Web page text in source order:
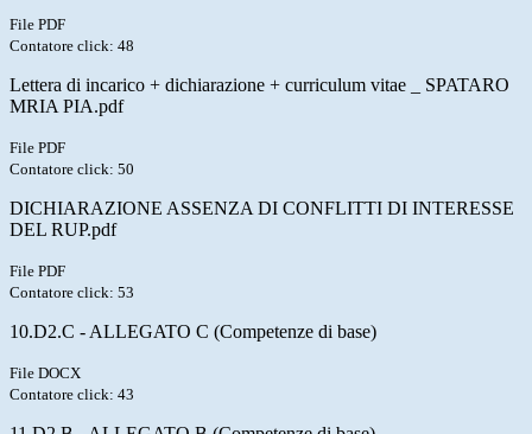
File PDF
Contatore click: 48
Lettera di incarico + dichiarazione + curriculum vitae _ SPATARO
MRIA PIA.pdf
File PDF
Contatore click: 50
DICHIARAZIONE ASSENZA DI CONFLITTI DI INTERESSE
DEL RUP.pdf
File PDF
Contatore click: 53
10.D2.C - ALLEGATO C (Competenze di base)
File DOCX
Contatore click: 43